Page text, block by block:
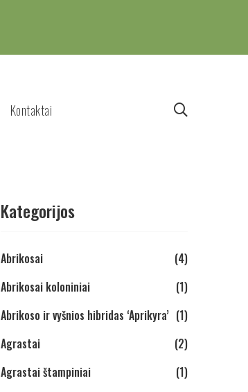
Kontaktai
Kategorijos
Abrikosai
(4)
Abrikosai koloniniai
(1)
Abrikoso ir vyšnios hibridas ‘Aprikyra’ (1)
Agrastai
(2)
Agrastai štampiniai
(1)